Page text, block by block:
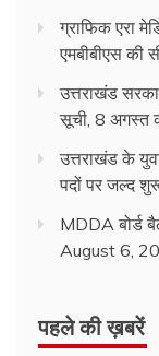
ग्राफिक एरा
एमबीबीएस की
उत्तराखंड
सूची, 8 अगस्त
उत्तराखंड के
पदों पर जल्द शुरू
MDDA बोर्ड
August 6,
पहले की ख़बरें